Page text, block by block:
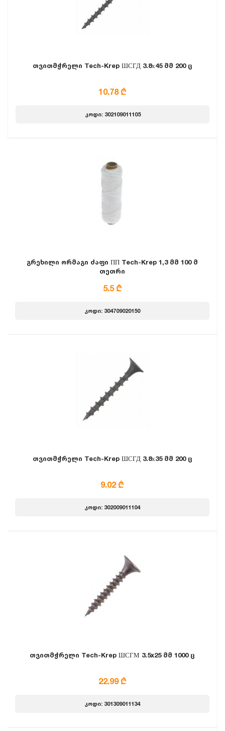
თვითმჭრელი Tech-Krep ШСГД 3.8х45 მმ 200 ც
10.78 ₾
კოდი: 302109011105
გრეხილი ორმაგი ძაფი ПП Tech-Krep 1,3 მმ 100 მ
თეთრი
5.5 ₾
კოდი: 304709020150
თვითმჭრელი Tech-Krep ШСГД 3.8х35 მმ 200 ც
9.02 ₾
კოდი: 302009011104
თვითმჭრელი Tech-Krep ШСГМ 3.5x25 მმ 1000 ც
22.99 ₾
კოდი: 301309011134